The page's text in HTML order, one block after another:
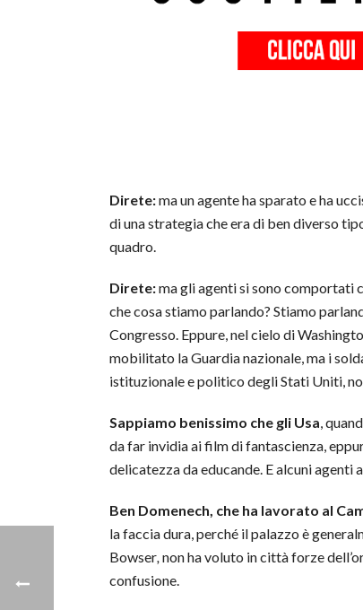
Direte:ma un agente ha sparato e ha
di una strategia che era di ben diverso
quadro.
Direte:ma gli agenti si sono comportati
che cosa stiamo parlando? Stiamo
Congresso. Eppure, nel cielo di
mobilitato la Guardia nazionale, ma i
istituzionale e politico degli Stati Uniti,
Sappiamo benissimo che gli Usa ,
da far invidia ai film di fantascienza,
delicatezza da educande. E alcuni
Ben Domenech, che ha lavorato al
la faccia dura, perché il palazzo è
Bowser non ha voluto in città forze
confusione.